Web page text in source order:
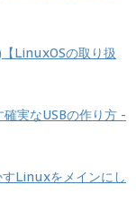
LinuxOSの取り扱
実なUSBの作り方 -
Linuxをメインにし